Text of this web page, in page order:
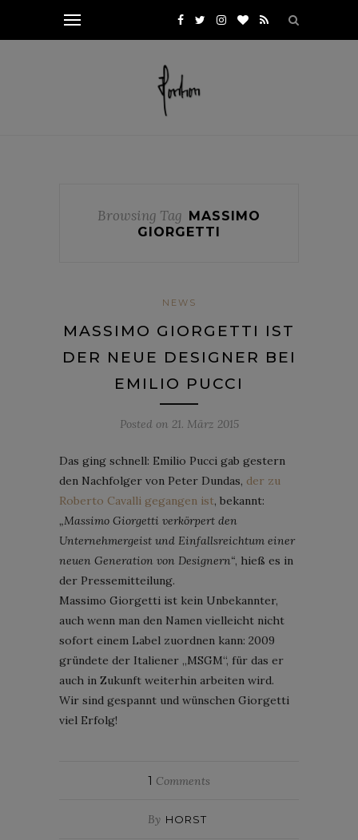
Browsing Tag MASSIMO
GIORGETTI
NEWS
MASSIMO GIORGETTI IST
DER NEUE DESIGNER BEI
EMILIO PUCCI
Posted on 21. März 2015
Das ging schnell: Emilio Pucci gab gestern
den Nachfolger von Peter Dundas, der zu
Roberto Cavalli gegangen ist, bekannt:
„Massimo Giorgetti verkörpert den
Unternehmergeist und Einfallsreichtum einer
neuen Generation von Designern“, hieß es in
der Pressemitteilung.
Massimo Giorgetti ist kein Unbekannter,
auch wenn man den Namen vielleicht nicht
sofort einem Label zuordnen kann: 2009
gründete der Italiener „MSGM“, für das er
auch in Zukunft weiterhin arbeiten wird.
Wir sind gespannt und wünschen Giorgetti
viel Erfolg!
1 Comments
By HORST